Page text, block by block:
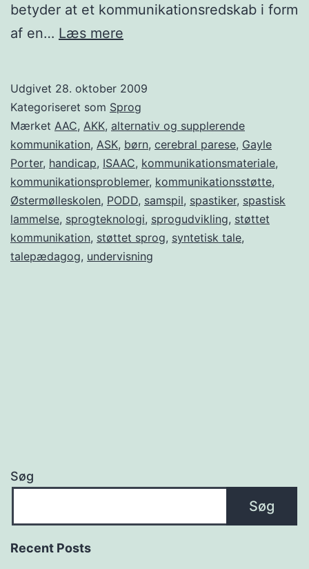
betyder at et kommunikationsredskab i form
af en… Læs mere
udgangspunkt
i
PODD
Udgivet 28. oktober 2009
Kategoriseret som Sprog
Mærket AAC, AKK, alternativ og supplerende
kommunikation, ASK, børn, cerebral parese, Gayle
Porter, handicap, ISAAC, kommunikationsmateriale,
kommunikationsproblemer, kommunikationsstøtte,
Østermølleskolen, PODD, samspil, spastiker, spastisk
lammelse, sprogteknologi, sprogudvikling, støttet
kommunikation, støttet sprog, syntetisk tale,
talepædagog, undervisning
Søg
Søg
Recent Posts